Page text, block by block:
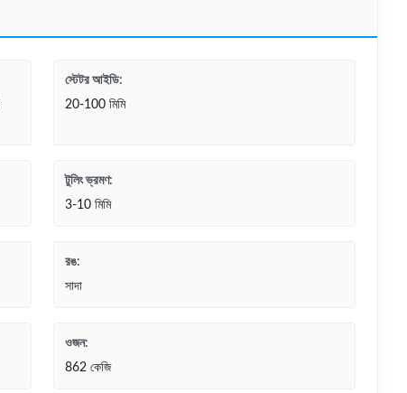
স্টেটর আইডি:
20-100 মিমি
টুলিং ভ্রমণ:
3-10 মিমি
রঙ:
সাদা
ওজন:
862 কেজি